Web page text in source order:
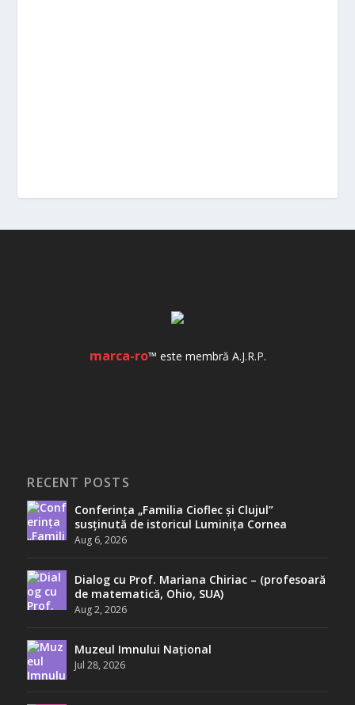
marca-ro™ este membră A.J.R.P.
RECENT POSTS
Conferința „Familia Cioflec și Clujul”
susținută de istoricul Luminița Cornea
Aug 6, 2026
Dialog cu Prof. Mariana Chiriac – (profesoară
de matematică, Ohio, SUA)
Aug 2, 2026
Muzeul Imnului Național
Jul 28, 2026